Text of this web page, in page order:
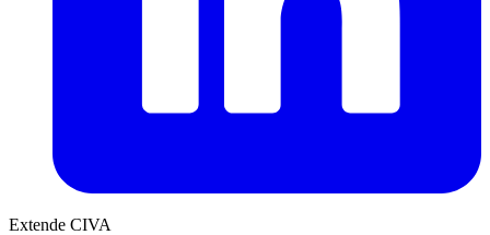
Extende CIVA